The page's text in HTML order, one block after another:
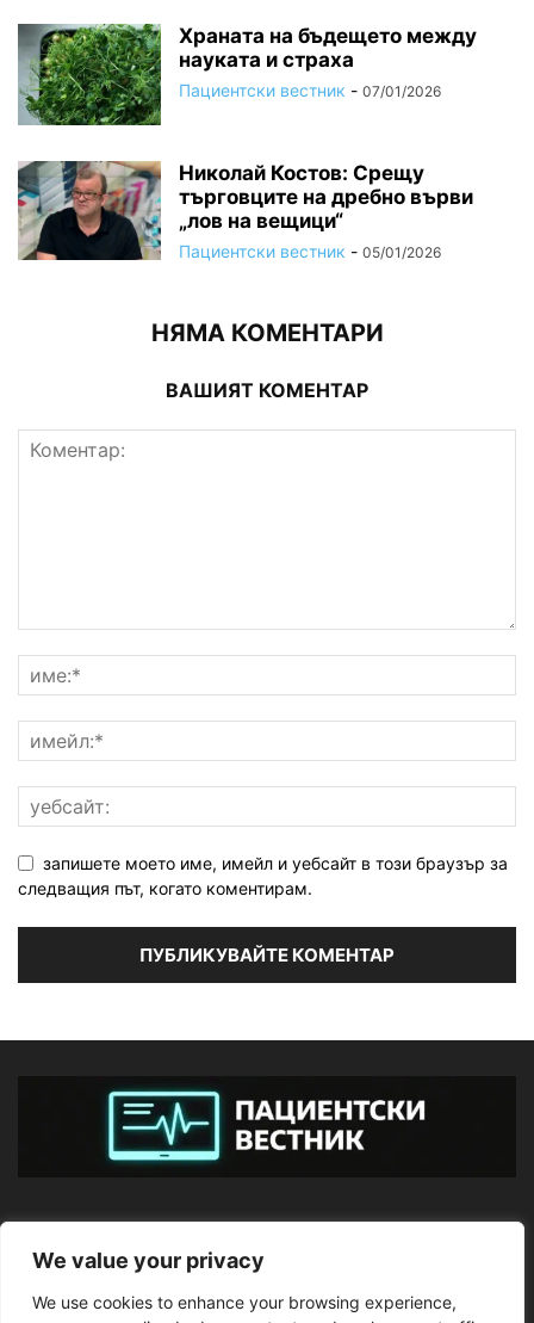
We value your privacy
We use cookies to enhance your browsing experience,
Храната на бъдещето между
науката и страха
Пациентски вестник - 07/01/2026
Николай Костов: Срещу
търговците на дребно върви
„лов на вещици“
Пациентски вестник - 05/01/2026
НЯМА КОМЕНТАРИ
ВАШИЯТ КОМЕНТАР
запишете моето име, имейл и уебсайт в този браузър за
следващия път, когато коментирам.
ПОСЛЕДВАЙТЕ НИ